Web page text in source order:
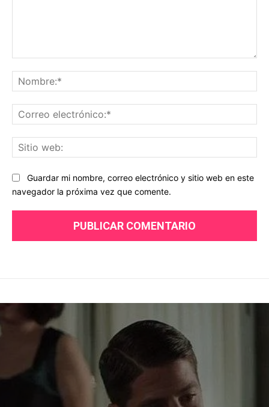
Guardar mi nombre, correo electrónico y sitio web en este
navegador la próxima vez que comente.